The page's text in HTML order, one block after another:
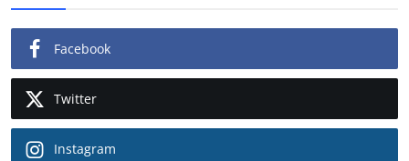
Facebook
Twitter
Instagram